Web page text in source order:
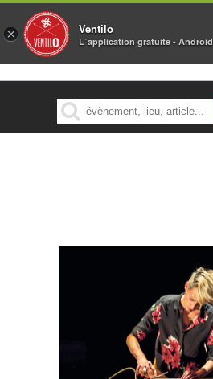
MENU
× Ventilo
L´application gratuite - Android